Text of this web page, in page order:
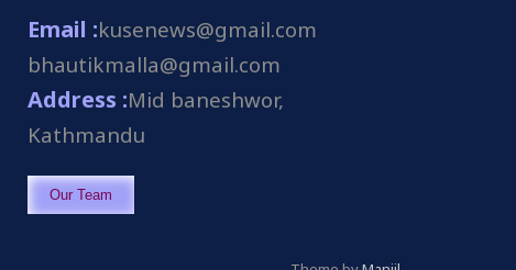
Email :kusenews@gmail.com
bhautikmalla@gmail.com
Address :Mid baneshwor,
Kathmandu
Our Team